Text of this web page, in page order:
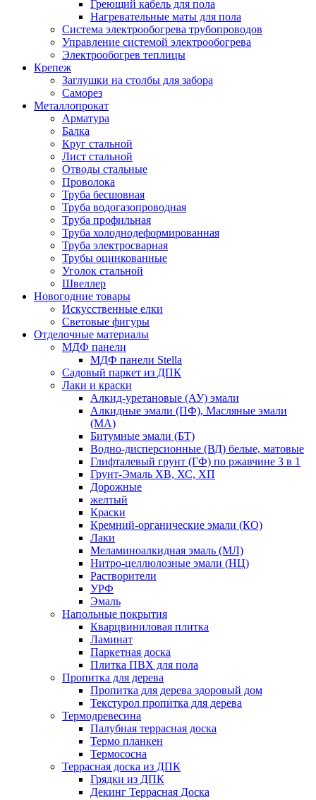
Греющий кабель для пола
Нагревательные маты для пола
Система электрообогрева трубопроводов
Управление системой электрообогрева
Электрообогрев теплицы
Крепеж
Заглушки на столбы для забора
Саморез
Металлопрокат
Арматура
Балка
Круг стальной
Лист стальной
Отводы стальные
Проволока
Труба бесшовная
Труба водогазопроводная
Труба профильная
Труба холоднодеформированная
Труба электросварная
Трубы оцинкованные
Уголок стальной
Швеллер
Новогодние товары
Искусственные елки
Световые фигуры
Отделочные материалы
МДФ панели
МДФ панели Stella
Садовый паркет из ДПК
Лаки и краски
Алкид-уретановые (АУ) эмали
Алкидные эмали (ПФ), Масляные эмали
(МА)
Битумные эмали (БТ)
Водно-дисперсионные (ВД) белые, матовые
Глифталевый грунт (ГФ) по ржавчине 3 в 1
Грунт-Эмаль ХВ, ХС, ХП
Дорожные
желтый
Краски
Кремний-органические эмали (КО)
Лаки
Меламиноалкидная эмаль (МЛ)
Нитро-целлюлозные эмали (НЦ)
Растворители
УРФ
Эмаль
Напольные покрытия
Кварцвиниловая плитка
Ламинат
Паркетная доска
Плитка ПВХ для пола
Пропитка для дерева
Пропитка для дерева здоровый дом
Текстурол пропитка для дерева
Термодревесина
Палубная террасная доска
Термо планкен
Термососна
Террасная доска из ДПК
Грядки из ДПК
Декинг Террасная Доска